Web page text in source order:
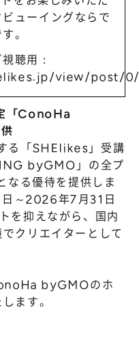
ューイングならで
。
聴用：
view/post/0/
「ConoHa
る「SHElikes」受講
byGMO」の全プ
なる優待を提供しま
～2026年7月31日
を抑えながら、国内
クリエイターとして
byGMOのホ
ます。